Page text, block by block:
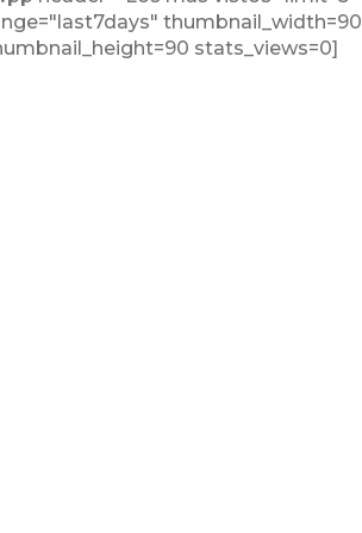
thumbnail_width=90
stats_views=0]